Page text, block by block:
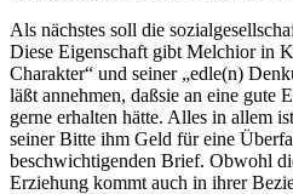
Als nächstes soll die
Diese Eigenschaft gibt Melchior in
Charakter“ und seiner „edle(n)
läßt annehmen, daßsie an eine gute
gerne erhalten hätte. Alles in allem
seiner Bitte ihm Geld für eine
beschwichtigenden Brief. Obwohl
Erziehung kommt auch in ihrer